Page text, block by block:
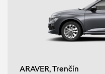
ARAVER, Trenčín